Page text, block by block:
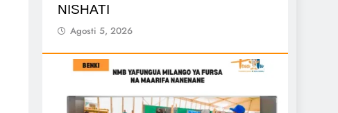
NISHATI
Agosti 5, 2026